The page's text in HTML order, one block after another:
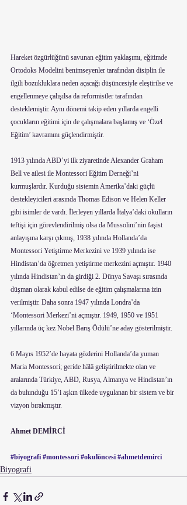
Hareket özgürlüğünü savunan eğitim yaklaşımı, eğitimde
Ortodoks Modelini benimseyenler tarafından disiplin ile
ilgili bozukluklara neden açacağı düşüncesiyle eleştirilse ve
engellenmeye çalışılsa da reformistler tarafından
desteklemiştir. Aynı dönemi takip eden yıllarda engelli
çocukların eğitimi için de çalışmalara başlamış ve ‘Özel
Eğitim’ kavramını güçlendirmiştir.
1913 yılında ABD’yi ilk ziyaretinde Alexander Graham
Bell ve ailesi ile Montessori Eğitim Derneği’ni
kurmuşlardır. Kurduğu sistemin Amerika’daki güçlü
destekleyicileri arasında Thomas Edison ve Helen Keller
gibi isimler de vardı. İlerleyen yıllarda İtalya’daki okulların
teftişi için görevlendirilmiş olsa da Mussolini’nin faşist
anlayışına karşı çıkmış, 1938 yılında Hollanda’da
Montessori Yetiştirme Merkezini ve 1939 yılında ise
Hindistan’da öğretmen yetiştirme merkezini açmıştır. 1940
yılında Hindistan’ın da girdiği 2. Dünya Savaşı sırasında
düşman olarak kabul edilse de eğitim çalışmalarına izin
verilmiştir. Daha sonra 1947 yılında Londra’da
‘Montessori Merkezi’ni açmıştır. 1949, 1950 ve 1951
yıllarında üç kez Nobel Barış Ödülü’ne aday gösterilmiştir.
6 Mayıs 1952’de hayata gözlerini Hollanda’da yuman
Maria Montessori; geride hâlâ geliştirilmekte olan ve
aralarında Türkiye, ABD, Rusya, Almanya ve Hindistan’ın
da bulunduğu 15’i aşkın ülkede uygulanan bir sistem ve bir
vizyon bırakmıştır.
Ahmet DEMİRCİ
#biyografi #montessori #okulöncesi #ahmetdemirci
Biyografi